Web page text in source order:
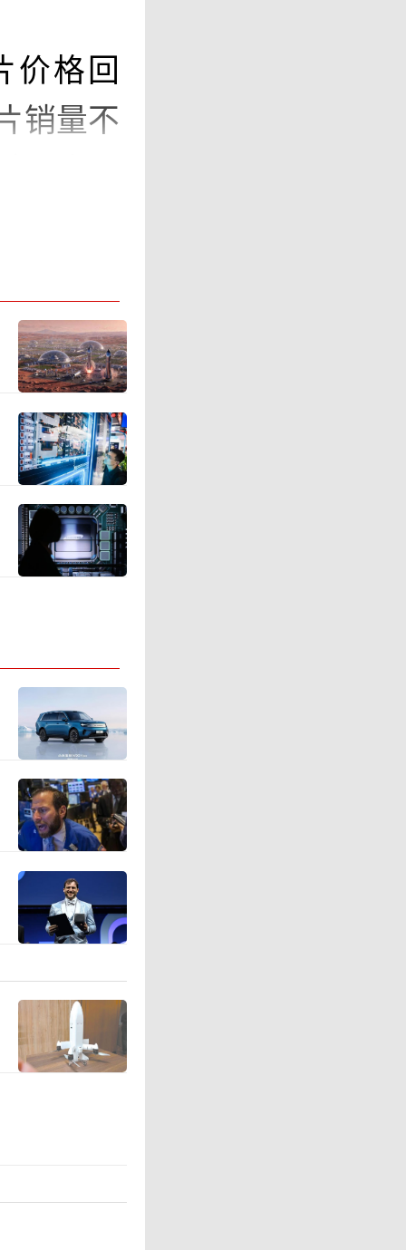
价格回
销量不
相关投
务器工
。Tren
于服务
但向英
响了其
OpenA
场对三
月宣布
价已上
芯片。